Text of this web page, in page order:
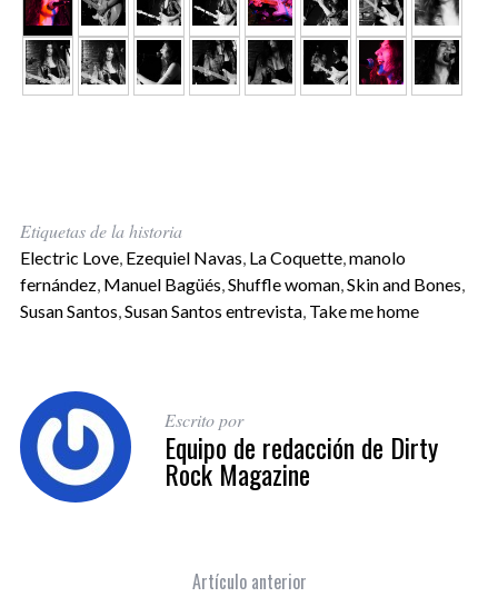
Etiquetas de la historia
Electric Love, Ezequiel Navas, La Coquette,manolo
fernández, Manuel Bagüés,Shuffle woman,Skin and Bones,
Susan Santos,Susan Santos entrevista, Take me home
Escrito por
Equipo de redacción de Dirty
Rock Magazine
Artículo anterior